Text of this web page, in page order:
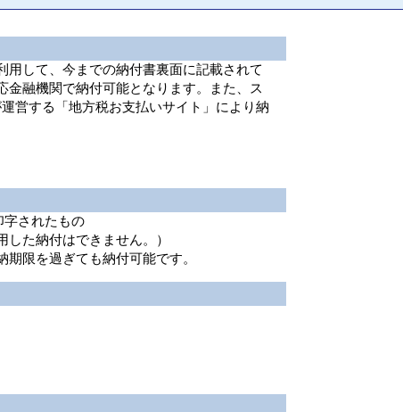
して、今までの納付書裏面に記載されて
融機関で納付可能となります。また、ス
営する「地方税お支払いサイト」により納
字されたもの
た納付はできません。
）
限を過ぎても納付可能です。